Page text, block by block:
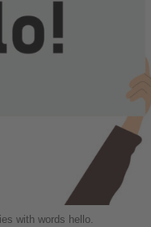
with words hello.